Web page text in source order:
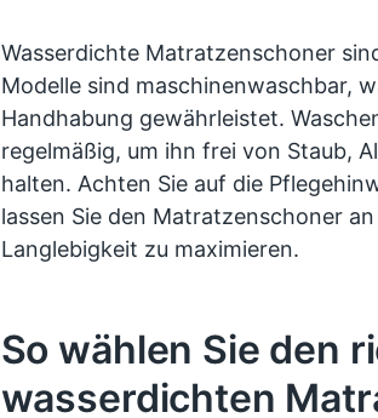
Wasserdichte Matratzenschoner
Modelle sind maschinenwaschbar,
Handhabung gewährleistet.
regelmäßig, um ihn frei von Staub,
halten. Achten Sie auf die
lassen Sie den Matratzenschoner
Langlebigkeit zu maximieren.
So wählen Sie den
wasserdichten